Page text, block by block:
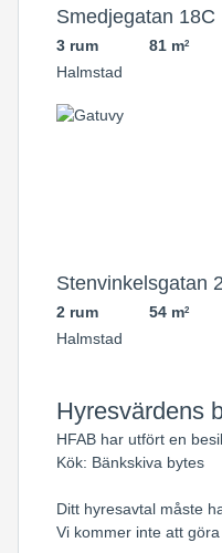
Smedjegatan 18C
3 rum 81 m2
Halmstad
Stenvinkelsgatan
2 rum 54 m2
Halmstad
Hyresvärdens
HFAB har utfört en
Kök: Bänkskiva bytes
Ditt hyresavtal måste
Vi kommer inte att